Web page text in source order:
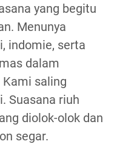
yang begitu
Menunya
indomie, serta
dalam
saling
Suasana riuh
diolok-olok dan
segar.